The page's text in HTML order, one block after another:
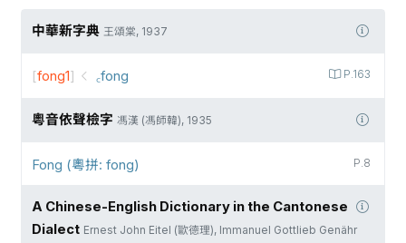
中華新字典 王頌棠, 1937
P.163
[fong1] ꜀fong
粵音依聲檢字 馮漢 (馮師韓), 1935
P.8
Fong (粵拼: fong)
A Chinese-English Dictionary in the Cantonese
Dialect Ernest John Eitel (歐德理), Immanuel Gottlieb Genähr